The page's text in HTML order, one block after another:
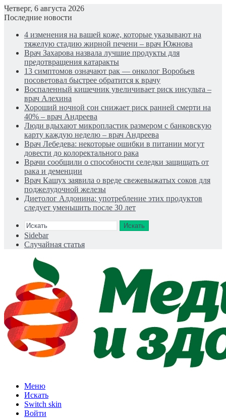
Четверг, 6 августа 2026
Последние новости
4 изменения на вашей коже, которые указывают на
тяжелую стадию жирной печени – врач Южнова
Врач Захарова назвала лучшие продукты для
предотвращения катаракты
13 симптомов означают рак — онколог Воробьев
посоветовал быстрее обратится к врачу
Воспаленный кишечник увеличивает риск инсульта –
врач Алехина
Хороший ночной сон снижает риск ранней смерти на
40% – врач Андреева
Люди вдыхают микропластик размером с банковскую
карту каждую неделю – врач Андреева
Врач Лебедева: некоторые ошибки в питании могут
довести до колоректального рака
Врачи сообщили о способности селедки защищать от
рака и деменции
Врач Кашух заявила о вреде свежевыжатых соков для
поджелудочной железы
Диетолог Алдонина: употребление этих продуктов
следует уменьшить после 30 лет
Искать
Sidebar
Случайная статья
Меню
Искать
Switch skin
Войти